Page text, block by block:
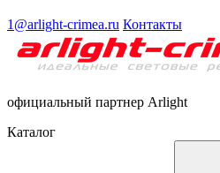
1@arlight-crimea.ru Контакты
официальный партнер Arlight
Каталог